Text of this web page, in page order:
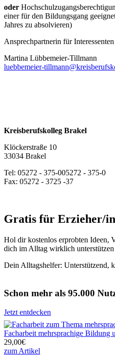
oder
einer für den Bildungsgang
Jahres zu absolvieren)
Ansprechpartnerin für
Martina Lübbemeier-Tillmann
luebbemeier-
Kreisberufskolleg Brakel
Klöckerstraße 10
33034 Brakel
Tel: 05272 - 375-005272 - 375-0
Fax: 05272 - 3725 -37
Gratis für Erzieher/
Hol dir kostenlos erprobten Ideen,
dich im Alltag wirklich unterstützen
Dein Alltagshelfer: Unterstützend,
Schon mehr als 95.000
Jetzt entdecken
Facharbeit mehrsprachige Bildung
29,00€
zum Artikel